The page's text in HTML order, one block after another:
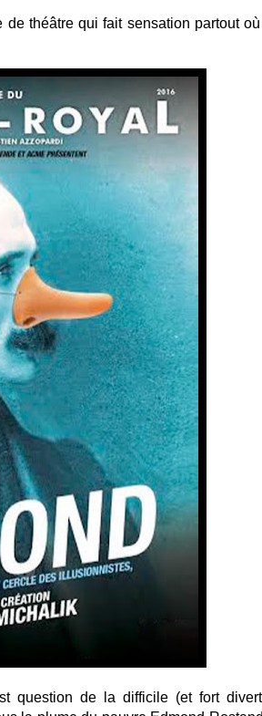
théâtre qui fait sensation partout
question de la difficile (et fort